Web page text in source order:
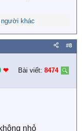
khác
#8
❤︎ Bài viết: 8474
nhỏ